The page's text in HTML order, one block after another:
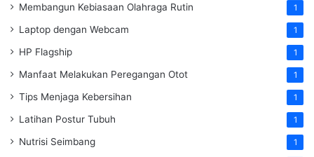
Membangun Kebiasaan Olahraga Rutin 1
Laptop dengan Webcam 1
HP Flagship 1
Manfaat Melakukan Peregangan Otot 1
Tips Menjaga Kebersihan 1
Latihan Postur Tubuh 1
Nutrisi Seimbang 1